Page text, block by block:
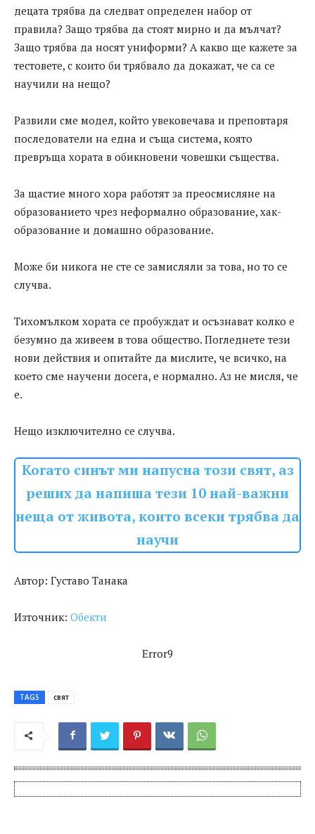
децата трябва да следват определен набор от
правила? Защо трябва да стоят мирно и да мълчат?
Защо трябва да носят униформи? А какво ще кажете за
тестовете, с които би трябвало да докажат, че са се
научили на нещо?
Развили сме модел, който увековечава и преповтаря
последователи на една и съща система, която
превръща хората в обикновени човешки същества.
За щастие много хора работят за преосмисляне на
образованието чрез неформално образование, хак-
образование и домашно образование.
Може би никога не сте се замисляли за това, но то се
случва.
Тихомълком хората се пробуждат и осъзнават колко е
безумно да живеем в това общество. Погледнете тези
нови действия и опитайте да мислите, че всичко, на
което сме научени досега, е нормално. Аз не мисля, че
е.
Нещо изключително се случва.
Когато синът ми напусна този свят, аз
реших да напиша тези 10 най-важни
неща от живота, които всеки трябва да
научи
Автор: Густаво Танака
Източник: Обекти
Error9
TAGS свят